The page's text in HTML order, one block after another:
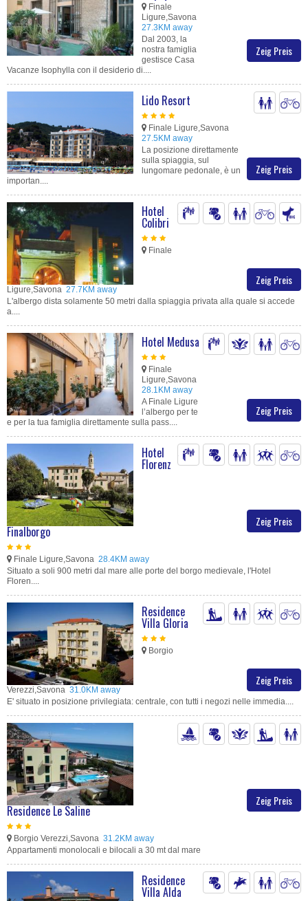
Zeig Preis
Finale
Ligure,Savona
27.3KM away
Dal 2003, la
nostra famiglia
gestisce Casa
Vacanze Isophylla con il desiderio di....
Zeig Preis
Lido Resort
Finale Ligure,Savona
27.5KM away
La posizione direttamente
sulla spiaggia, sul
lungomare pedonale, è un
importan....
Zeig Preis
Hotel
Colibri
Finale
Ligure,Savona 27.7KM away
L'albergo dista solamente 50 metri dalla spiaggia privata alla quale si accede
a....
Zeig Preis
Hotel Medusa
Finale
Ligure,Savona
28.1KM away
A Finale Ligure
l’albergo per te
e per la tua famiglia direttamente sulla pass....
Zeig Preis
Hotel
Florenz
Finalborgo
Finale Ligure,Savona 28.4KM away
Situato a soli 900 metri dal mare alle porte del borgo medievale, l'Hotel
Floren....
Zeig Preis
Residence
Villa Gloria
Borgio
Verezzi,Savona 31.0KM away
E' situato in posizione privilegiata: centrale, con tutti i negozi nelle immedia....
Zeig Preis
Residence Le Saline
Borgio Verezzi,Savona 31.2KM away
Appartamenti monolocali e bilocali a 30 mt dal mare
Residence
Villa Alda